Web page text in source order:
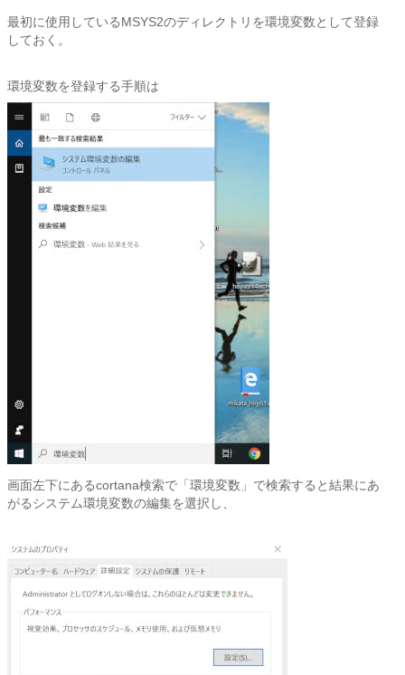
最初に使用しているMSYS2のディレクトリを環境変数として登録
しておく。
環境変数を登録する手順は
画面左下にあるcortana検索で「環境変数」で検索すると結果にあ
がるシステム環境変数の編集を選択し、